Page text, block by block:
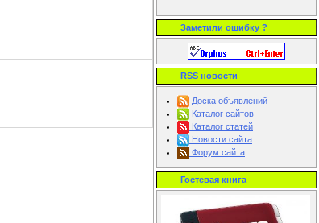
Заметили ошибку ?
RSS новости
Доска объявлений
Каталог сайтов
Каталог статей
Новости сайта
Форум сайта
Гостевая книга